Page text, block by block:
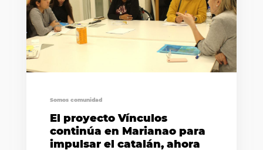
Somos comunidad
El proyecto Vínculos
continúa en Marianao para
impulsar el catalán, ahora